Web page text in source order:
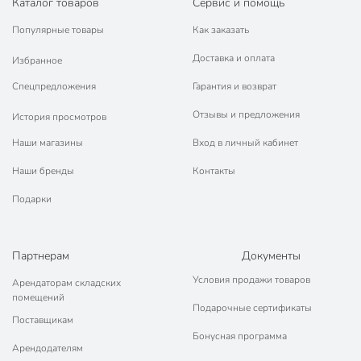
Популярные товары
Избранное
Спецпредложения
История просмотров
Наши магазины
Наши бренды
Подарки
Как заказать
Доставка и оплата
Гарантия и возврат
Отзывы и предложения
Вход в личный кабинет
Контакты
Партнерам
Арендаторам складских
помещений
Поставщикам
Арендодателям
Документы
Условия продажи товаров
Подарочные сертификаты
Бонусная программа